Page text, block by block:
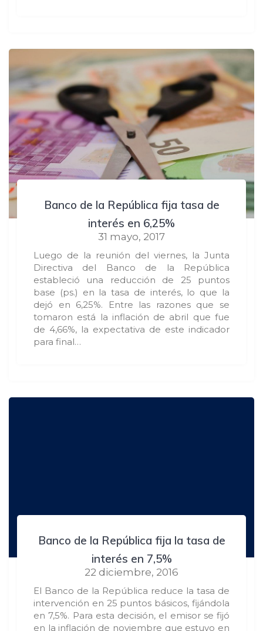
Banco de la República fija tasa de
interés en 6,25%
31 mayo, 2017
Luego de la reunión del viernes, la Junta
Directiva del Banco de la República
estableció una reducción de 25 puntos
base (ps.) en la tasa de interés, lo que la
dejó en 6,25%. Entre las razones que se
tomaron está la inflación de abril que fue
de 4,66%, la expectativa de este indicador
para final…
Banco de la República fija la tasa de
interés en 7,5%
22 diciembre, 2016
El Banco de la República reduce la tasa de
intervención en 25 puntos básicos, fijándola
en 7,5%. Para esta decisión, el emisor se fijó
en la inflación de noviembre que estuvo en